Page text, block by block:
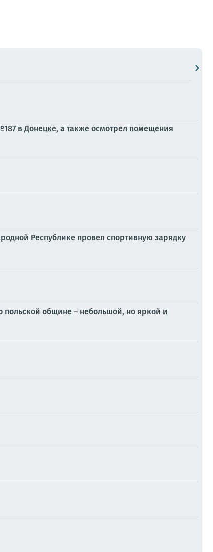
в Донецке, а также осмотрел помещения
Республике провел спортивную зарядку
общине – небольшой, но яркой и